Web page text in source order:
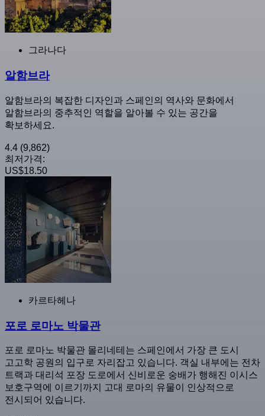
그라나다
알함브라
알함브라의 복잡한 디자인과 스페인의 역사와 문화에서
알함브라의 중추적인 역할을 알아볼 수 있는 공간을
확보하세요.
4.4 (9,862)
최저가격:
US$18.50
카르타헤나
포로 로마노 박물관
포로 로마노 박물관 몰리네테는 스페인에서 가장 큰 도시
고고학 공원의 입구로 자리잡고 있습니다. 객실 내부에는 전차
트랙과 대리석 포장 도로에서 신비로운 숭배가 행해진 이시스
보호구역에 이르기까지 고대 로마의 유물이 인상적으로
전시되어 있습니다.